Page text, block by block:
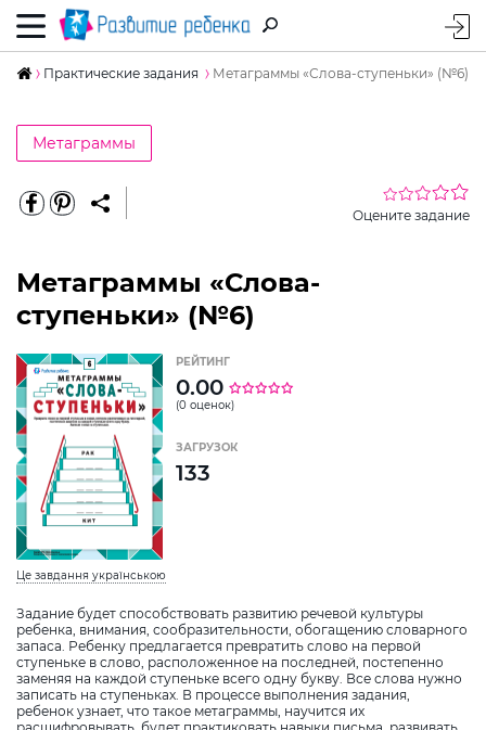
Практические задания Метаграммы «Слова-ступеньки» (№6)
Метаграммы
Оцените задание
Метаграммы «Слова-
ступеньки» (№6)
Це завдання українською
Задание будет способствовать развитию речевой культуры
ребенка, внимания, сообразительности, обогащению словарного
запаса. Ребенку предлагается превратить слово на первой
ступеньке в слово, расположенное на последней, постепенно
заменяя на каждой ступеньке всего одну букву. Все слова нужно
записать на ступеньках. В процессе выполнения задания,
ребенок узнает, что такое метаграммы, научится их
РЕЙТИНГ
0.00
(0 оценок)
ЗАГРУЗОК
133